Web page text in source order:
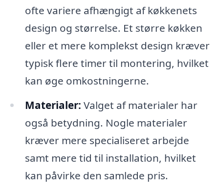
ofte variere afhængigt af køkkenets
design og størrelse. Et større køkken
eller et mere komplekst design kræver
typisk flere timer til montering, hvilket
kan øge omkostningerne.
Materialer: Valget af materialer har
også betydning. Nogle materialer
kræver mere specialiseret arbejde
samt mere tid til installation, hvilket
kan påvirke den samlede pris.